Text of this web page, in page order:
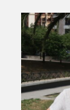
irakurri